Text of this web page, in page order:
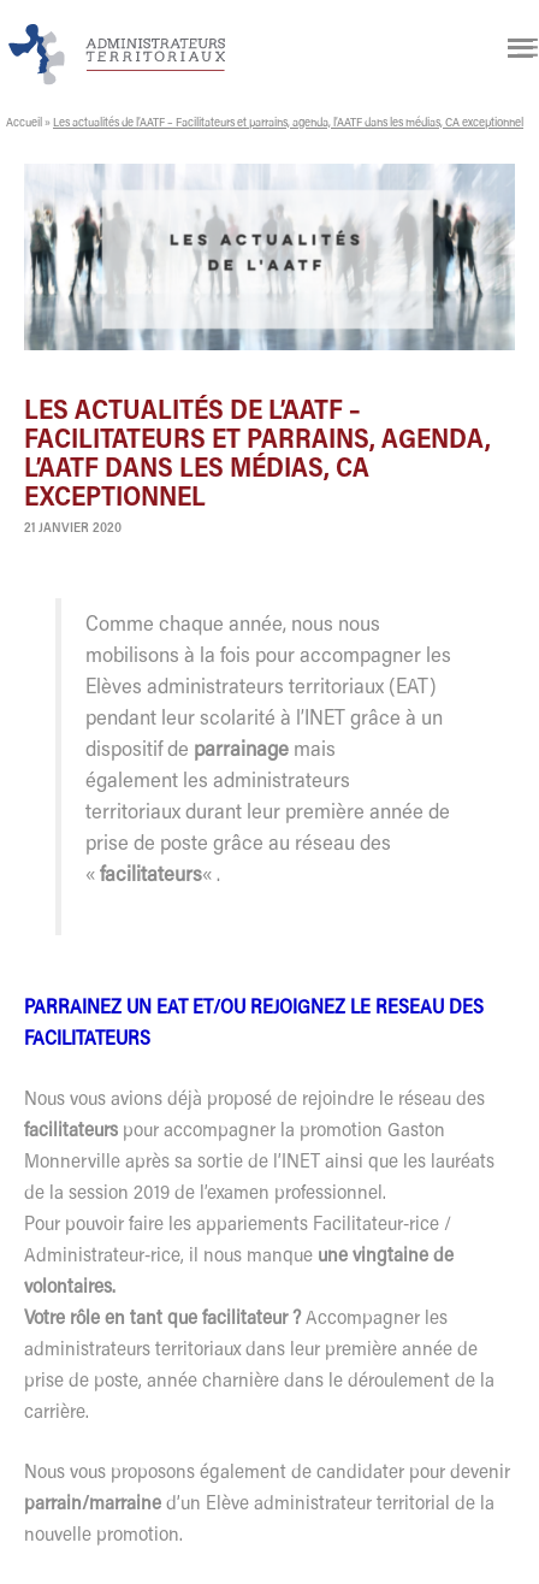
Accueil » Les actualités de l’AATF – Facilitateurs et parrains, agenda, l’AATF dans les médias, CA exceptionnel
LES ACTUALITÉS DE L’AATF –
FACILITATEURS ET PARRAINS, AGENDA,
L’AATF DANS LES MÉDIAS, CA
EXCEPTIONNEL
21 JANVIER 2020
Comme chaque année, nous nous
mobilisons à la fois pour accompagner les
Elèves administrateurs territoriaux (EAT)
pendant leur scolarité à l’INET grâce à un
dispositif de parrainage mais
également les administrateurs
territoriaux durant leur première année de
prise de poste grâce au réseau des
«facilitateurs« .
PARRAINEZ UN EAT ET/OU REJOIGNEZ LE RESEAU DES
FACILITATEURS
Nous vous avions déjà proposé de rejoindre le réseau des
facilitateurs pour accompagner la promotion Gaston
Monnerville après sa sortie de l’INET ainsi que les lauréats
de la session 2019 de l’examen professionnel.
Pour pouvoir faire les appariements Facilitateur-rice /
Administrateur-rice, il nous manque une vingtaine de
volontaires.
Votre rôle en tant que facilitateur ?Accompagner les
administrateurs territoriaux dans leur première année de
prise de poste, année charnière dans le déroulement de la
carrière.
Nous vous proposons également de candidater pour devenir
parrain/marraine d’un Elève administrateur territorial de la
nouvelle promotion.